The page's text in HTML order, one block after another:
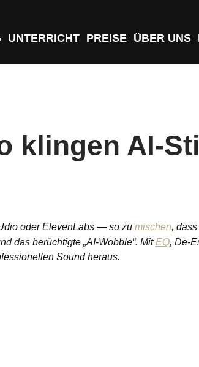
UNTERRICHT PREISE ÜBER UNS
klingen AI-
oder ElevenLabs — so zu mischen,
das berüchtigte „AI-Wobble“. MitEQ, De-
Sound heraus.